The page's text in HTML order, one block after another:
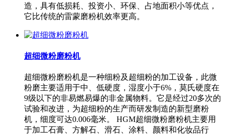
造，具有低损耗、投资小、环保、占地面积小等优点，
它比传统的雷蒙磨粉机效率更高。
超细微粉磨粉机
超细微粉磨粉机是一种细粉及超细粉的加工设备，此微
粉磨主要适用于中、低硬度，湿度小于6%，莫氏硬度在
9级以下的非易燃易爆的非金属物料。它是经过20多次的
试验和改进，为超细粉的生产而研发制造的新型磨粉
机，细度可达0.006毫米。 HGM超细微粉磨粉机主要用
于加工石膏、方解石、滑石、涂料、颜料和化妆品行